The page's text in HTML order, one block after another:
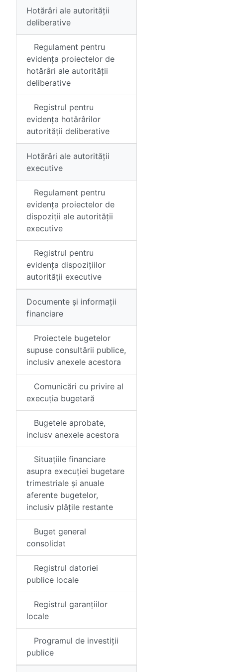
Hotărâri ale autorității
deliberative
Regulament pentru
evidența proiectelor de
hotărâri ale autorității
deliberative
Registrul pentru
evidența hotărârilor
autorității deliberative
Hotărâri ale autorității
executive
Regulament pentru
evidența proiectelor de
dispoziții ale autorității
executive
Registrul pentru
evidența dispozițiilor
autorității executive
Documente și informații
financiare
Proiectele bugetelor
supuse consultării publice,
inclusiv anexele acestora
Comunicări cu privire al
execuția bugetară
Bugetele aprobate,
inclusv anexele acestora
Situațiile financiare
asupra execuției bugetare
trimestriale și anuale
aferente bugetelor,
inclusiv plățile restante
Buget general
consolidat
Registrul datoriei
publice locale
Registrul garanțiilor
locale
Programul de investiții
publice